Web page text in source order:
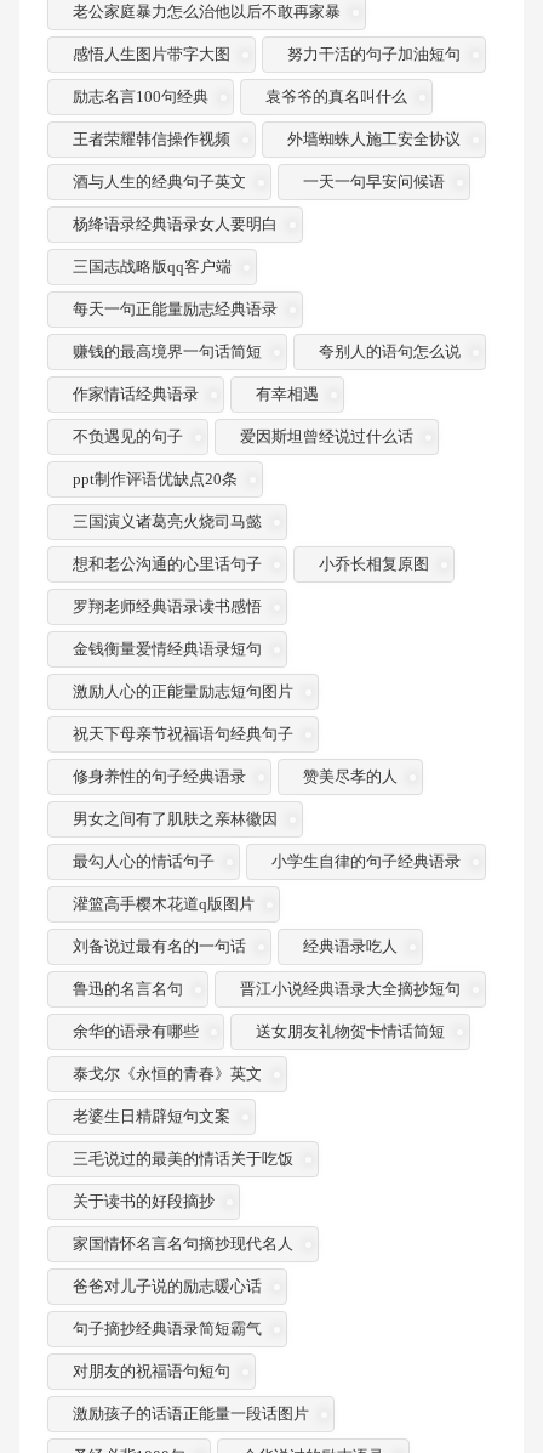
老公家庭暴力怎么治他以后不敢再家暴
感悟人生图片带字大图 努力干活的句子加油短句
励志名言100句经典 袁爷爷的真名叫什么
王者荣耀韩信操作视频 外墙蜘蛛人施工安全协议
酒与人生的经典句子英文 一天一句早安问候语
杨绛语录经典语录女人要明白
三国志战略版qq客户端
每天一句正能量励志经典语录
赚钱的最高境界一句话简短 夸别人的语句怎么说
作家情话经典语录 有幸相遇
不负遇见的句子 爱因斯坦曾经说过什么话
ppt制作评语优缺点20条
三国演义诸葛亮火烧司马懿
想和老公沟通的心里话句子 小乔长相复原图
罗翔老师经典语录读书感悟
金钱衡量爱情经典语录短句
激励人心的正能量励志短句图片
祝天下母亲节祝福语句经典句子
修身养性的句子经典语录 赞美尽孝的人
男女之间有了肌肤之亲林徽因
最勾人心的情话句子 小学生自律的句子经典语录
灌篮高手樱木花道q版图片
刘备说过最有名的一句话 经典语录吃人
鲁迅的名言名句 晋江小说经典语录大全摘抄短句
余华的语录有哪些 送女朋友礼物贺卡情话简短
泰戈尔《永恒的青春》英文
老婆生日精辟短句文案
三毛说过的最美的情话关于吃饭
关于读书的好段摘抄
家国情怀名言名句摘抄现代名人
爸爸对儿子说的励志暖心话
句子摘抄经典语录简短霸气
对朋友的祝福语句短句
激励孩子的话语正能量一段话图片